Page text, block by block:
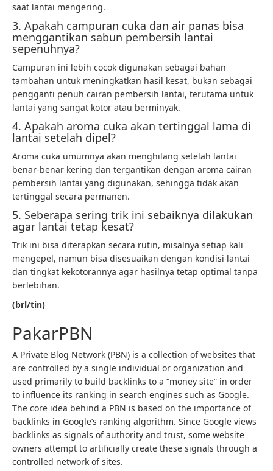
saat lantai mengering.
3. Apakah campuran cuka dan air panas bisa
menggantikan sabun pembersih lantai
sepenuhnya?
Campuran ini lebih cocok digunakan sebagai bahan
tambahan untuk meningkatkan hasil kesat, bukan sebagai
pengganti penuh cairan pembersih lantai, terutama untuk
lantai yang sangat kotor atau berminyak.
4. Apakah aroma cuka akan tertinggal lama di
lantai setelah dipel?
Aroma cuka umumnya akan menghilang setelah lantai
benar-benar kering dan tergantikan dengan aroma cairan
pembersih lantai yang digunakan, sehingga tidak akan
tertinggal secara permanen.
5. Seberapa sering trik ini sebaiknya dilakukan
agar lantai tetap kesat?
Trik ini bisa diterapkan secara rutin, misalnya setiap kali
mengepel, namun bisa disesuaikan dengan kondisi lantai
dan tingkat kekotorannya agar hasilnya tetap optimal tanpa
berlebihan.
(brl/tin)
PakarPBN
A Private Blog Network (PBN) is a collection of websites that
are controlled by a single individual or organization and
used primarily to build backlinks to a “money site” in order
to influence its ranking in search engines such as Google.
The core idea behind a PBN is based on the importance of
backlinks in Google’s ranking algorithm. Since Google views
backlinks as signals of authority and trust, some website
owners attempt to artificially create these signals through a
controlled network of sites.